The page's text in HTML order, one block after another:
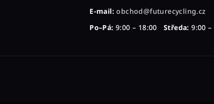
E-mail: obchod@futurecycling.cz
Po–Pá: 9:00 – 18:00Středa: 9:00 –